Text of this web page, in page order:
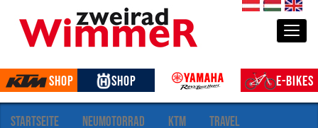
de hu en
n
e
Shop Shop E-Bikes
Startseite Neumotorrad KTM
Travel